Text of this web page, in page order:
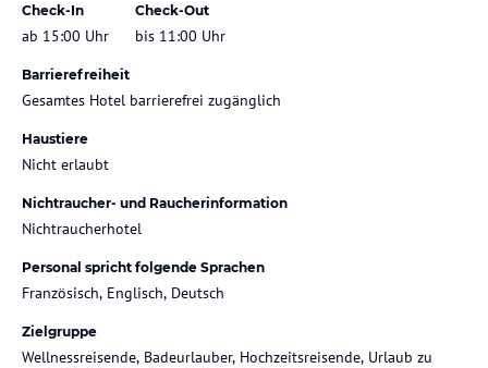
Check-In
ab 15:00 Uhr
Check-Out
bis 11:00 Uhr
Barrierefreiheit
Gesamtes Hotel barrierefrei zugänglich
Haustiere
Nicht erlaubt
Nichtraucher- und Raucherinformation
Nichtraucherhotel
Personal spricht folgende Sprachen
Französisch, Englisch, Deutsch
Zielgruppe
Wellnessreisende, Badeurlauber, Hochzeitsreisende, Urlaub zu